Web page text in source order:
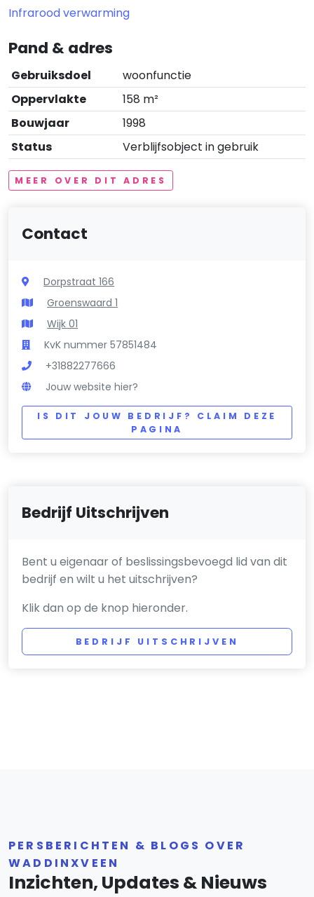
Infrarood verwarming
Pand & adres
Gebruiksdoel
woonfunctie
Oppervlakte
158 m²
Bouwjaar
1998
Status
Verblijfsobject in gebruik
MEER OVER DIT ADRES
Contact
Dorpstraat 166
Groenswaard 1
Wijk 01
KvK nummer 57851484
+31882277666
Jouw website hier?
IS DIT JOUW BEDRIJF? CLAIM DEZE
PAGINA
Bedrijf Uitschrijven
Bent u eigenaar of beslissingsbevoegd lid van dit
bedrijf en wilt u het uitschrijven?
Klik dan op de knop hieronder.
BEDRIJF UITSCHRIJVEN
PERSBERICHTEN & BLOGS OVER
WADDINXVEEN
Inzichten, Updates & Nieuws